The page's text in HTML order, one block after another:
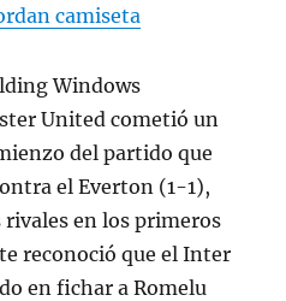
camiseta
United cometió un
del partido que
el Everton (1-1),
rivales en los primeros
reconoció que el Inter
en fichar a Romelu